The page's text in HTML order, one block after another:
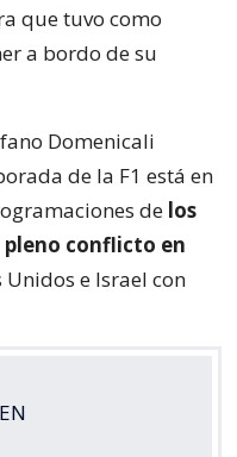
que tuvo como
a bordo de su
Domenicali
de la F1 está en
de los
pleno conflicto en
Unidos e Israel con